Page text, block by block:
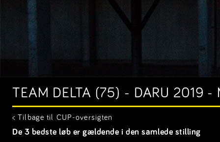
TEAM DELTA (75) - DARU 2019 -
< Tilbage til CUP-oversigten
De 3 bedste løb er gældende i den samlede stilling